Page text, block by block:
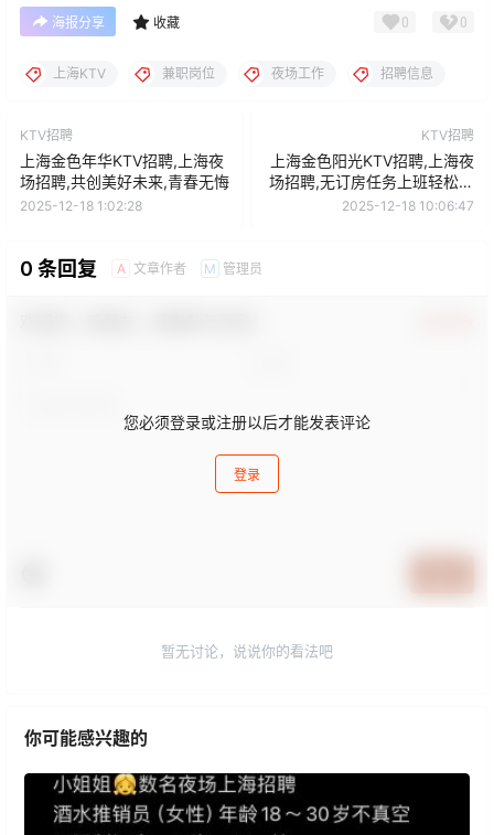
海报分享 收藏 0 0
上海KTV 兼职岗位 夜场工作 招聘信息
KTV招聘
上海金色年华KTV招聘,上海夜
场招聘,共创美好未来,青春无悔
2025-12-18 1:02:28
KTV招聘
上海金色阳光KTV招聘,上海夜
场招聘,无订房任务上班轻松无
压力
2025-12-18 10:06:47
0 条回复 A 文章作者 M 管理员
您必须登录或注册以后才能发表评论
登录
暂无讨论，说说你的看法吧
你可能感兴趣的